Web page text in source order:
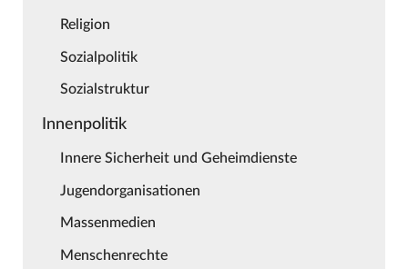
Religion
Sozialpolitik
Sozialstruktur
Innenpolitik
Innere Sicherheit und Geheimdienste
Jugendorganisationen
Massenmedien
Menschenrechte